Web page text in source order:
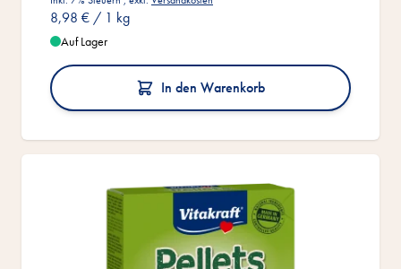
8,98 € / 1 kg
Auf Lager
In den Warenkorb